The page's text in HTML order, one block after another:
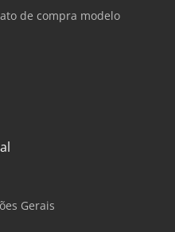
de compra modelo
Gerais